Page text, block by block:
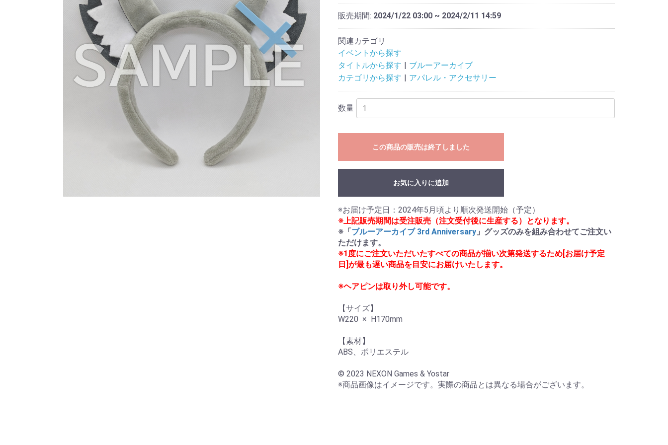
販売期間: 2024/1/22 03:00 ~ 2024/2/11 14:59
関連カテゴリ
イベントから探す
タイトルから探す
ブルーアーカイブ
カテゴリから探す
アパレル・アクセサリー
数量
この商品の販売は終了しました
お気に入りに追加
※上記販売期間は受注販売（注文受付後に生産する）となります。
※「ブルーアーカイブ 3rd Anniversary 」グッズのみを組み合わせてご注文い
ただけます。
※1度にご注文いただいたすべての商品が揃い次第発送するため[お届け予定
日]が最も遅い商品を目安にお届けいたします。
※ヘアピンは取り外し可能です。
【サイズ】
W220  ×  H170mm
【素材】
ABS、ポリエステル
© 2023 NEXON Games & Yostar
※商品画像はイメージです。実際の商品とは異なる場合がございます。